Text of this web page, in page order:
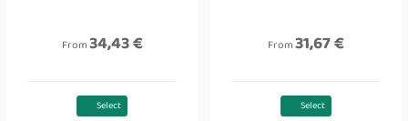
From34,43 €
Select
From31,67 €
Select